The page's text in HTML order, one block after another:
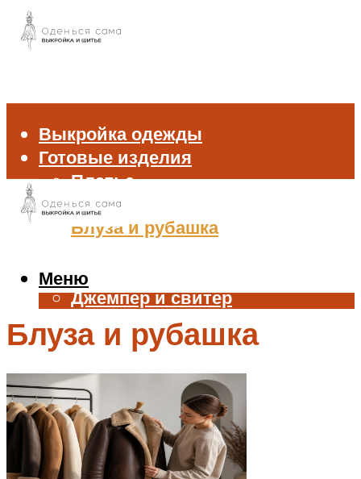
Выкройка одежды
Готовые изделия
Платье
Брюки
Блуза и рубашка
Жилет
Джемпер и свитер
Аксессуары
Меню
Меню
Блуза и рубашка